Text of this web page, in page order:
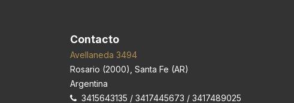
Lauren
Le Marche
Ligra
Liscar
MADERA
Contacto
Avellaneda 3494
Rosario (2000), Santa Fe (AR)
Argentina
3415643135 / 3417445673 / 3417489025